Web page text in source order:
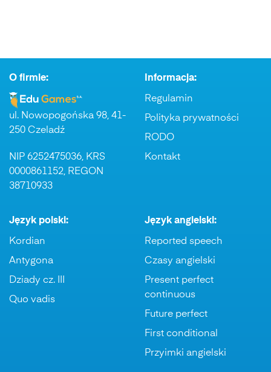
O firmie:
ul. Nowopogońska 98, 41-
250 Czeladź
NIP 6252475036, KRS
0000861152, REGON
38710933
Informacja:
Regulamin
Polityka prywatności
RODO
Kontakt
Język polski:
Kordian
Antygona
Dziady cz. III
Quo vadis
Język angielski:
Reported speech
Czasy angielski
Present perfect
continuous
Future perfect
First conditional
Przyimki angielski